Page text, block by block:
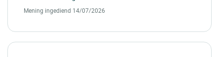
Mening ingediend 14/07/2026